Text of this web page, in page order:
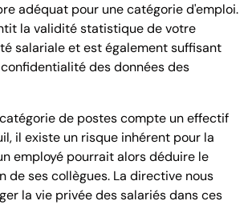
adéquat pour une catégorie d'emploi.
la validité statistique de votre
salariale et est également suffisant
des données des
de postes compte un effectif
il existe un risque inhérent pour la
employé pourrait alors déduire le
de ses collègues. La directive nous
la vie privée des salariés dans ces